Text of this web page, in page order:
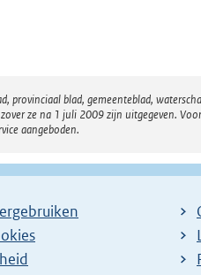
provinciaal blad, gemeenteblad,
ze na 1 juli 2009 zijn uitgegeven.
aangeboden.